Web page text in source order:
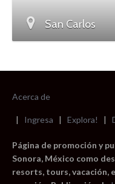
San Carlos
Acerca de
| Ingresa | Explora! |
Página de promoción y
Sonora, México como
resorts, tours, vacación,